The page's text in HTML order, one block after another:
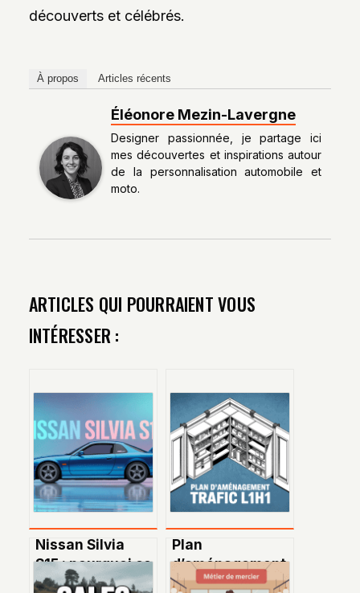
découverts et célébrés.
À propos Articles récents
Éléonore Mezin-Lavergne
Designer passionnée, je partage ici
mes découvertes et inspirations autour
de la personnalisation automobile et
moto.
ARTICLES QUI POURRAIENT VOUS
INTÉRESSER :
Nissan Silvia
S15 : pourquoi ce
modèle
Plan
d’aménagement
trafic L1H1 : tout